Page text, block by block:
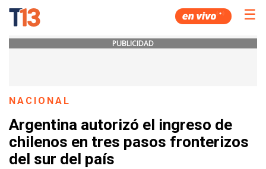
☰
PUBLICIDAD
NACIONAL
Argentina autorizó el ingreso de
chilenos en tres pasos fronterizos
del sur del país